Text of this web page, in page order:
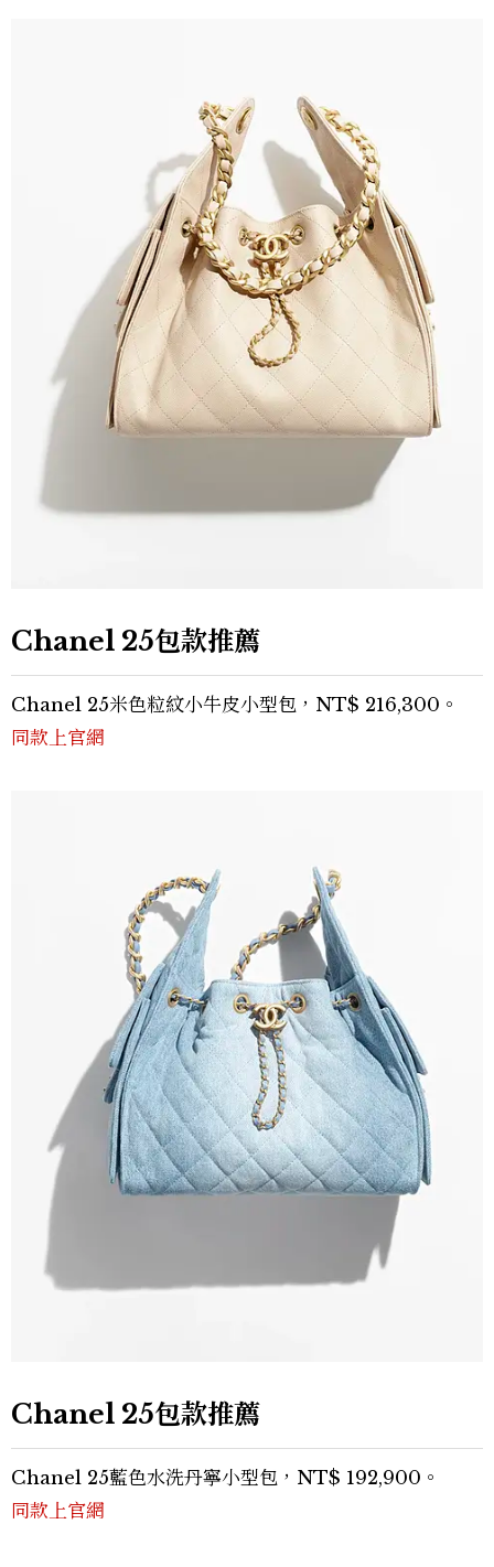
Chanel 25包款推薦
Chanel 25米色粒紋小牛皮小型包，NT$ 216,300。
同款上官網
Chanel 25包款推薦
Chanel 25藍色水洗丹寧小型包，NT$ 192,900。
同款上官網